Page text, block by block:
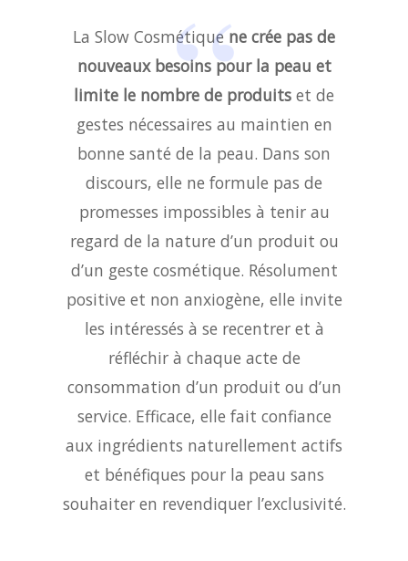
La Slow Cosmétiquene crée pas de
nouveaux besoins pour la peau et
limite le nombre de produits et de
gestes nécessaires au maintien en
bonne santé de la peau. Dans son
discours, elle ne formule pas de
promesses impossibles à tenir au
regard de la nature d’un produit ou
d’un geste cosmétique. Résolument
positive et non anxiogène, elle invite
les intéressés à se recentrer et à
réfléchir à chaque acte de
consommation d’un produit ou d’un
service. Efficace, elle fait confiance
aux ingrédients naturellement actifs
et bénéfiques pour la peau sans
souhaiter en revendiquer l’exclusivité.